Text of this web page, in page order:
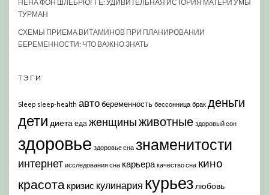
НЕНА ФОН ШЛЕБРЮГГЕ: УДИВИТЕЛЬНАЯ ИСТОРИЯ МАТЕРИ УМЫ
ТУРМАН
СХЕМЫ ПРИЕМА ВИТАМИНОВ ПРИ ПЛАНИРОВАНИИ
БЕРЕМЕННОСТИ: ЧТО ВАЖНО ЗНАТЬ
ТЭГИ
Sleep sleep-health автобеременность бессонница брак деньги
дети диета еда женщиныживотные здоровый сон
здоровье здоровье сна знаменитости
интернет исследования сна карьера качество сна кино
красота кризис кулинария курьез любовь